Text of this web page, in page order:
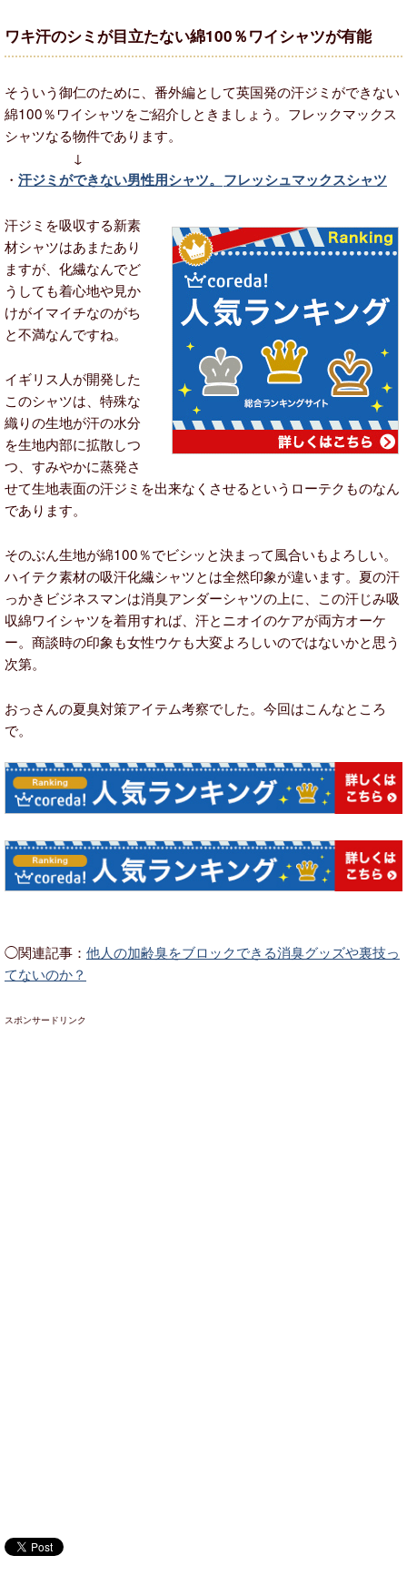
ワキ汗のシミが目立たない綿100％ワイシャツが有能
そういう御仁のために、番外編として英国発の汗ジミができない
綿100％ワイシャツをご紹介しときましょう。フレックマックス
シャツなる物件であります。
↓
・ 汗ジミができない男性用シャツ。 フレッシュマックスシャツ
汗ジミを吸収する新素
材シャツはあまたあり
ますが、化繊なんでど
うしても着心地や見か
けがイマイチなのがち
と不満なんですね。
イギリス人が開発した
このシャツは、特殊な
織りの生地が汗の水分
を生地内部に拡散しつ
つ、すみやかに蒸発さ
せて生地表面の汗ジミを出来なくさせるというローテクものなん
であります。
そのぶん生地が綿100％でビシッと決まって風合いもよろしい。
ハイテク素材の吸汗化繊シャツとは全然印象が違います。夏の汗
っかきビジネスマンは消臭アンダーシャツの上に、この汗じみ吸
収綿ワイシャツを着用すれば、汗とニオイのケアが両方オーケ
ー。商談時の印象も女性ウケも大変よろしいのではないかと思う
次第。
おっさんの夏臭対策アイテム考察でした。今回はこんなところ
で。
◯関連記事： 他人の加齢臭をブロックできる消臭グッズや裏技っ
てないのか？
スポンサードリンク